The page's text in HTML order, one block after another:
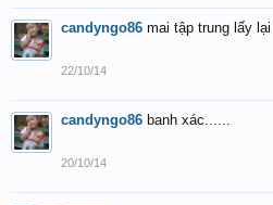
candyngo86 mai tập trung lấy
22/10/14
candyngo86 banh xác......
20/10/14